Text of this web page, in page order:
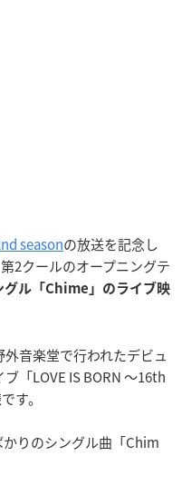
seasonの放送を記念し
2クールのオープニングテ
グル「Chime」のライブ映
音楽堂で行われたデビュ
「LOVE IS BORN ～16th
す。
りのシングル曲「Chim